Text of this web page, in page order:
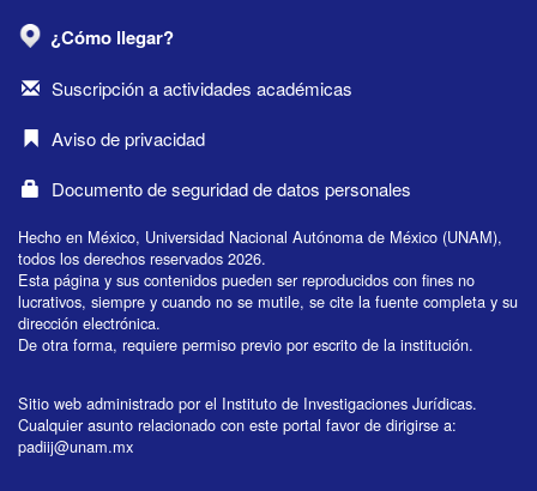
¿Cómo llegar?
Suscripción a actividades académicas
Aviso de privacidad
Documento de seguridad de datos personales
Hecho en México, Universidad Nacional Autónoma de México (UNAM),
todos los derechos reservados 2026.
Esta página y sus contenidos pueden ser reproducidos con fines no
lucrativos, siempre y cuando no se mutile, se cite la fuente completa y su
dirección electrónica.
De otra forma, requiere permiso previo por escrito de la institución.
Sitio web administrado por el Instituto de Investigaciones Jurídicas.
Cualquier asunto relacionado con este portal favor de dirigirse a:
padiij@unam.mx